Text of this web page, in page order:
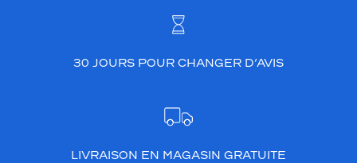
30 JOURS POUR CHANGER D’AVIS
LIVRAISON EN MAGASIN GRATUITE